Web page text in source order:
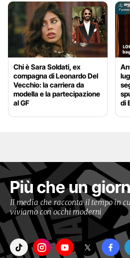
Chi è Sara Soldati, ex
compagna di Leonardo Del
Vecchio: la carriera da
modella e la partecipazione
al GF
di
Più che un
Il media che racconta il tempo in
viviamo con occhi moderni